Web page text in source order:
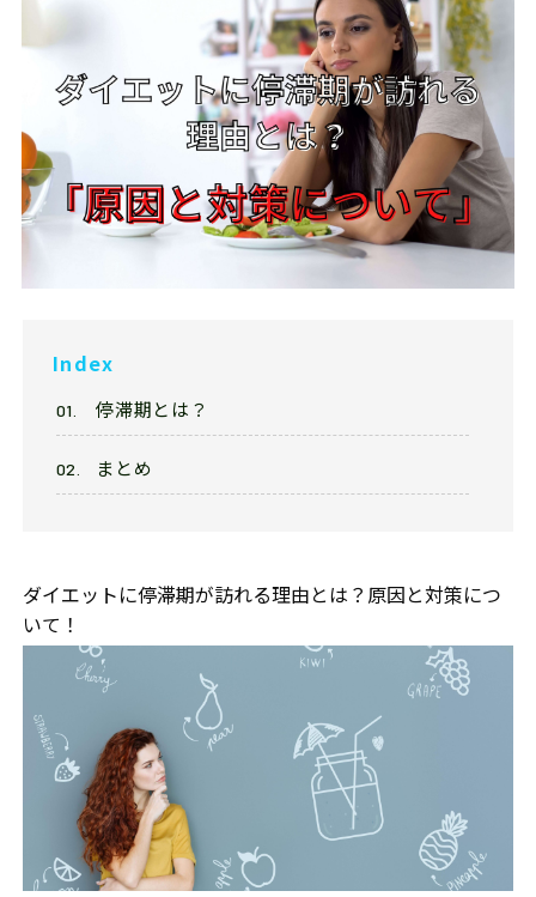
Contact 体験レッスン申し込み
Company 運営会社情報
Our Sns
Index
停滞期とは？
まとめ
ダイエットに停滞期が訪れる理由とは？原因と対策につ
いて！